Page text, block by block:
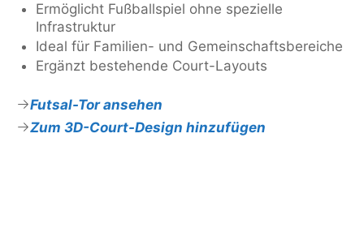
Ermöglicht Fußballspiel ohne spezielle
Infrastruktur
Ideal für Familien- und Gemeinschaftsbereiche
Ergänzt bestehende Court-Layouts
Futsal-Tor ansehen
Zum 3D-Court-Design hinzufügen